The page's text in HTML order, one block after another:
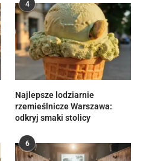
4
Najlepsze lodziarnie
rzemieślnicze Warszawa:
odkryj smaki stolicy
6